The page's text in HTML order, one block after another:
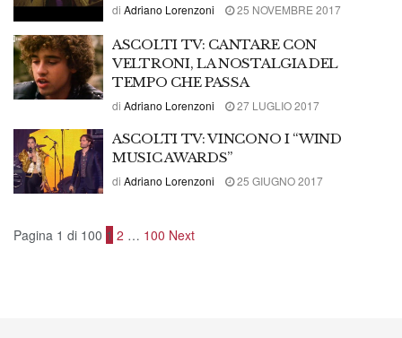
di Adriano Lorenzoni 25 NOVEMBRE 2017
ASCOLTI TV: CANTARE CON
VELTRONI, LA NOSTALGIA DEL
TEMPO CHE PASSA
di Adriano Lorenzoni 27 LUGLIO 2017
ASCOLTI TV: VINCONO I “WIND
MUSIC AWARDS”
di Adriano Lorenzoni 25 GIUGNO 2017
Pagina 1 di 100 1 2 … 100 Next